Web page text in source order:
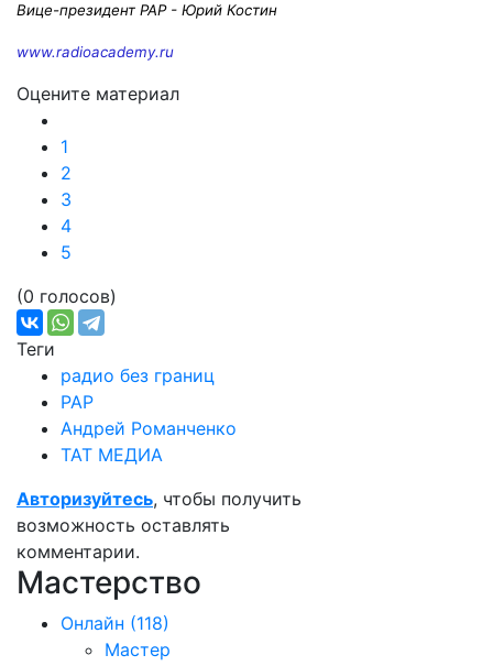
Вице-президент РАР - Юрий Костин
www.radioacademy.ru
Оцените материал
1
2
3
4
5
(0 голосов)
Теги
радио без границ
РАР
Андрей Романченко
ТАТ МЕДИА
Авторизуйтесь, чтобы получить
возможность оставлять
комментарии.
Мастерство
Онлайн (118)
Мастер